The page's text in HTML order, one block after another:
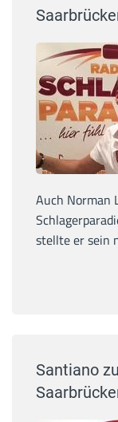
Auch Norman
stellte er sein
Santiano